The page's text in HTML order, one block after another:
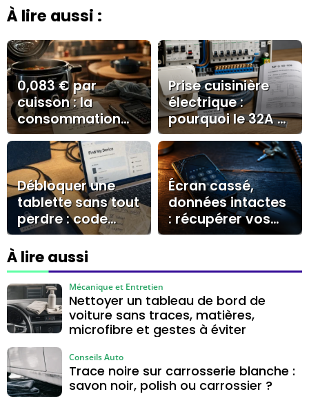
À lire aussi :
0,083 € par
cuisson : la
consommation
d’un Cookeo en
pratique
Prise cuisinière
électrique :
pourquoi le 32A et
le circuit dédié
s’imposent
Débloquer une
tablette sans tout
perdre : code
oublié, Samsung
et solutions
officielles
Écran cassé,
données intactes
: récupérer vos
fichiers avec OTG,
réparateur
À lire aussi
Nettoyer un tableau de bord de
voiture sans traces, matières,
microfibre et gestes à éviter
Mécanique et Entretien
Trace noire sur carrosserie blanche :
savon noir, polish ou carrossier ?
Conseils Auto